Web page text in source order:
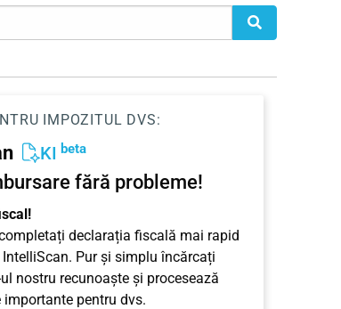
IMPOZITUL DVS:
KI beta
fără probleme!
declarația fiscală mai rapid
Pur și simplu încărcați
nostru recunoaște și procesează
pentru dvs.